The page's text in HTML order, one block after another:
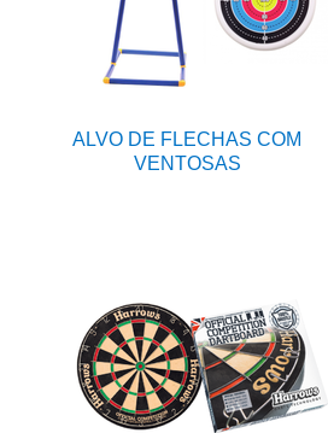
ALVO DE FLECHAS COM
VENTOSAS